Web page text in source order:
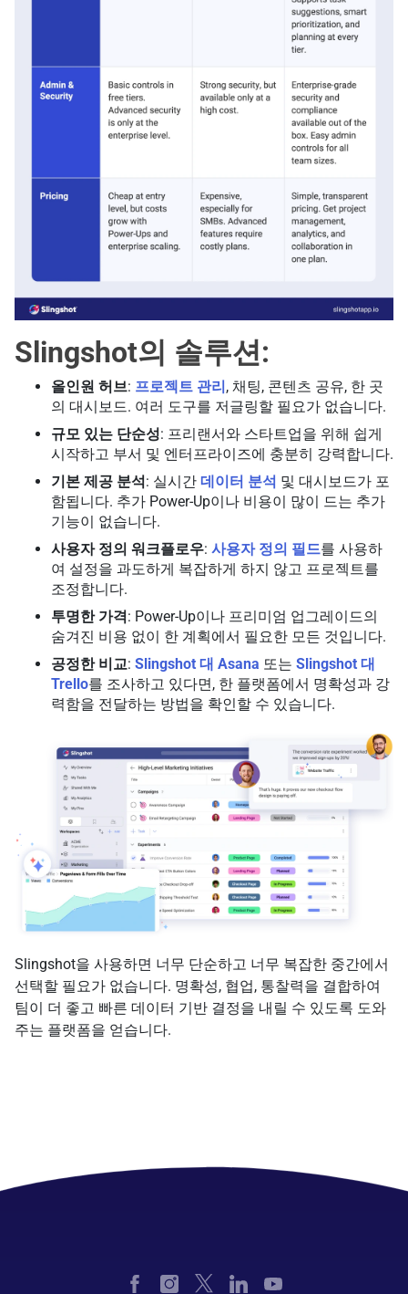
Slingshot의 솔루션:
올인원 허브: 프로젝트 관리, 채팅, 콘텐츠 공유, 한 곳
의 대시보드. 여러 도구를 저글링할 필요가 없습니다.
규모 있는 단순성: 프리랜서와 스타트업을 위해 쉽게
시작하고 부서 및 엔터프라이즈에 충분히 강력합니다.
기본 제공 분석: 실시간 데이터 분석 및 대시보드가 포
함됩니다. 추가 Power-Up이나 비용이 많이 드는 추가
기능이 없습니다.
사용자 정의 워크플로우: 사용자 정의 필드를 사용하
여 설정을 과도하게 복잡하게 하지 않고 프로젝트를
조정합니다.
투명한 가격: Power-Up이나 프리미엄 업그레이드의
숨겨진 비용 없이 한 계획에서 필요한 모든 것입니다.
공정한 비교: Slingshot 대 Asana 또는 Slingshot 대
Trello를 조사하고 있다면, 한 플랫폼에서 명확성과 강
력함을 전달하는 방법을 확인할 수 있습니다.
Slingshot을 사용하면 너무 단순하고 너무 복잡한 중간에서
선택할 필요가 없습니다. 명확성, 협업, 통찰력을 결합하여
팀이 더 좋고 빠른 데이터 기반 결정을 내릴 수 있도록 도와
주는 플랫폼을 얻습니다.